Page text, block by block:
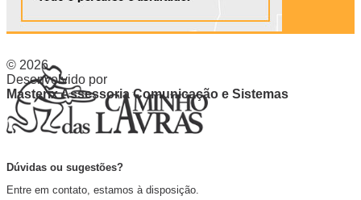
Dúvidas ou sugestões?
Entre em contato, estamos à disposição.
© 2026
Desenvolvido por
Masterix Assessoria Comunicação e Sistemas